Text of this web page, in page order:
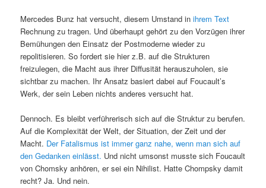
Mercedes Bunz hat versucht, diesem Umstand inihrem Text
Rechnung zu tragen. Und überhaupt gehört zu den Vorzügen ihrer
Bemühungen den Einsatz der Postmoderne wieder zu
repolitisieren. So fordert sie hier z.B. auf die Strukturen
freizulegen, die Macht aus ihrer Diffusität herauszuholen, sie
sichtbar zu machen. Ihr Ansatz basiert dabei auf Foucault’s
Werk, der sein Leben nichts anderes versucht hat.
Dennoch. Es bleibt verführerisch sich auf die Struktur zu berufen.
Auf die Komplexität der Welt, der Situation, der Zeit und der
Macht. Der Fatalismus ist immer ganz nahe, wenn man sich auf
den Gedanken einlässt. Und nicht umsonst musste sich Foucault
von Chomsky anhören, er sei ein Nihilist. Hatte Chompsky damit
recht? Ja. Und nein.